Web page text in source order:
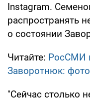
Instagram.
распространять
о состоянии
Читайте: РосСМИ
Заворотнюк:
"Сейчас столько